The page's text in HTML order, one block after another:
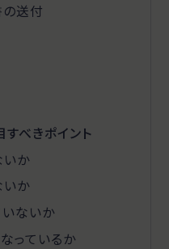
の送付
べきポイント
か
か
ないか
っているか